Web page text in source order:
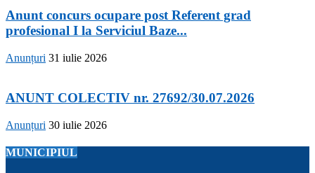
Anunt concurs ocupare post Referent grad
profesional I la Serviciul Baze...
Anunțuri 31 iulie 2026
ANUNT COLECTIV nr. 27692/30.07.2026
Anunțuri 30 iulie 2026
MUNICIPIUL